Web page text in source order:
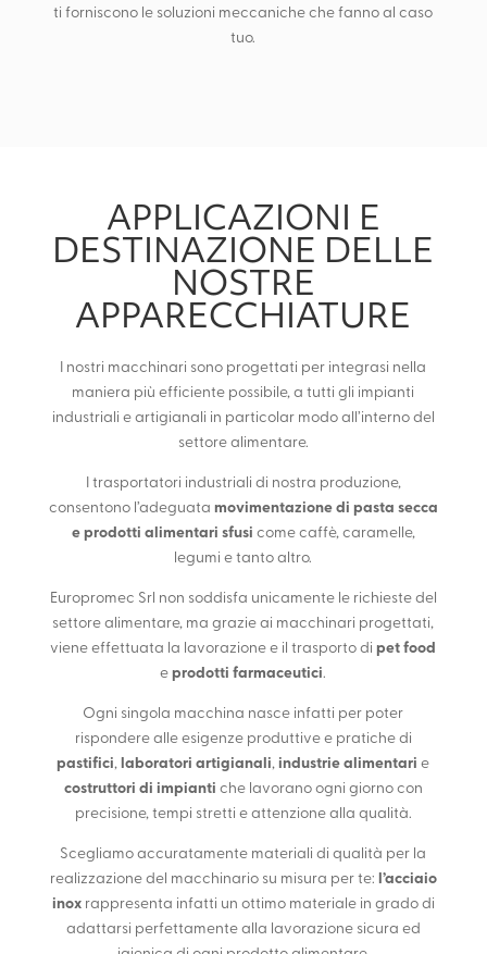
ti forniscono le soluzioni meccaniche che fanno al caso
tuo.
APPLICAZIONI E
DESTINAZIONE DELLE
NOSTRE
APPARECCHIATURE
I nostri macchinari sono progettati per integrasi nella
maniera più efficiente possibile, a tutti gli impianti
industriali e artigianali in particolar modo all’interno del
settore alimentare.
I trasportatori industriali di nostra produzione,
consentono l’adeguata movimentazione di pasta secca
e prodotti alimentari sfusi come caffè, caramelle,
legumi e tanto altro.
Europromec Srl non soddisfa unicamente le richieste del
settore alimentare, ma grazie ai macchinari progettati,
viene effettuata la lavorazione e il trasporto dipet food
eprodotti farmaceutici.
Ogni singola macchina nasce infatti per poter
rispondere alle esigenze produttive e pratiche di
pastifici,laboratori artigianali,industrie alimentari e
costruttori di impianti che lavorano ogni giorno con
precisione, tempi stretti e attenzione alla qualità.
Scegliamo accuratamente materiali di qualità per la
realizzazione del macchinario su misura per te: l’acciaio
inoxrappresenta infatti un ottimo materiale in grado di
adattarsi perfettamente alla lavorazione sicura ed